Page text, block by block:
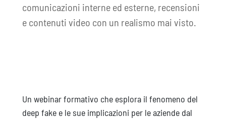
comunicazioni interne ed esterne, recensioni
e contenuti video con un realismo mai visto.
Un webinar formativo che esplora il fenomeno del
deep fake e le sue implicazioni per le aziende dal